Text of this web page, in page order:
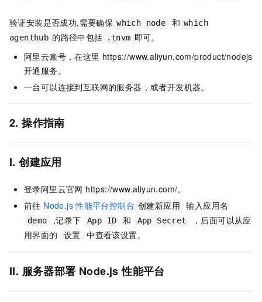
验证安装是否成功,需要确保 which node 和 which
agenthub 的路径中包括 .tnvm 即可。
阿里云账号，在这里 https://www.aliyun.com/product/nodejs
开通服务。
一台可以连接到互联网的服务器，或者开发机器。
2. 操作指南
I. 创建应用
登录阿里云官网 https://www.aliyun.com/。
前往 Node.js 性能平台控制台 创建新应用 输入应用名
demo ,记录下 App ID 和 App Secret
，后面可以从应
用界面的
设置 中查看该设置。
II. 服务器部署 Node.js 性能平台